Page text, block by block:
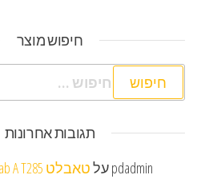
חיפוש מוצר
חיפוש:
תגובות אחרונות
pdadminעלטאבלט Samsung Galaxy Tab A T285